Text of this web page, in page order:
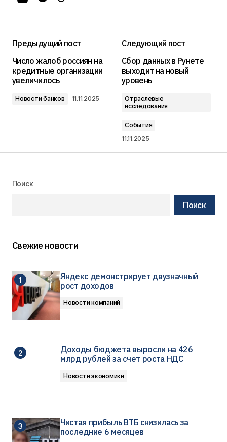
Предыдущий пост
Число жалоб россиян на
кредитные организации
увеличилось
Новости банков 11.11.2025
Следующий пост
Сбор данных в Рунете
выходит на новый
уровень
Отраслевые
исследования
События
11.11.2025
Поиск
Поиск
Свежие новости
Яндекс демонстрирует двузначный
рост доходов
Новости компаний
Доходы бюджета выросли на 426
млрд рублей за счет роста НДС
Новости экономики
Чистая прибыль ВТБ снизилась за
последние 6 месяцев